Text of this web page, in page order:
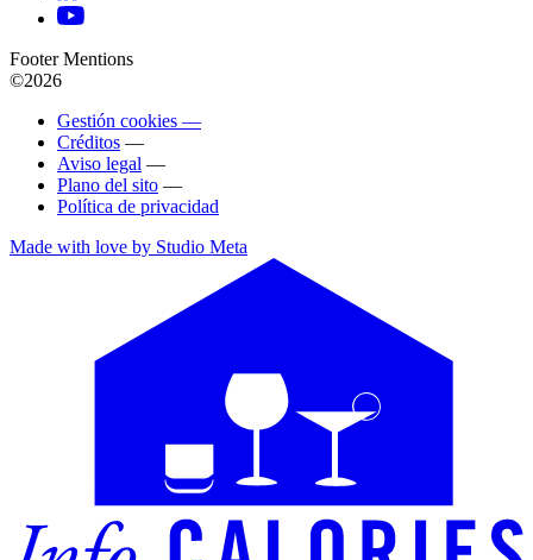
Footer Mentions
©2026
Gestión cookies —
Créditos —
Aviso legal —
Plano del sito —
Política de privacidad
Made with love by Studio Meta